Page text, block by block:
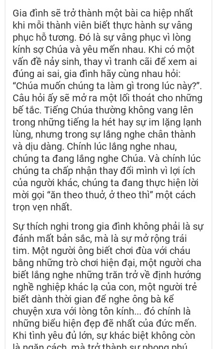
Gia đình sẽ trở thành một bài ca hiệp nhất
khi mỗi thành viên biết thực hành sự vâng
phục hỗ tương. Đó là sự vâng phục vì lòng
kính sợ Chúa và yêu mến nhau. Khi có một
vấn đề nảy sinh, thay vì tranh cãi để xem ai
đúng ai sai, gia đình hãy cùng nhau hỏi:
“Chúa muốn chúng ta làm gì trong lúc này?”.
Câu hỏi ấy sẽ mở ra một lối thoát cho những
bế tắc. Tiếng Chúa thường không vang lên
trong những tiếng la hét hay sự im lặng lạnh
lùng, nhưng trong sự lắng nghe chân thành
và dịu dàng. Chính lúc lắng nghe nhau,
chúng ta đang lắng nghe Chúa. Và chính lúc
chúng ta chấp nhận thay đổi mình vì lợi ích
của người khác, chúng ta đang thực hiện lời
mời gọi “ăn theo thuở, ở theo thì” một cách
trọn vẹn nhất.
Sự thích nghi trong gia đình không phải là sự
đánh mất bản sắc, mà là sự mở rộng trái
tim. Một người ông biết chơi đùa với cháu
bằng những trò chơi hiện đại, một người cha
biết lắng nghe những trăn trở về định hướng
nghề nghiệp khác lạ của con, một người trẻ
biết dành thời gian để nghe ông bà kể
chuyện xưa với lòng tôn kính... đó chính là
những biểu hiện đẹp đẽ nhất của đức mến.
Khi tình yêu đủ lớn, sự khác biệt không còn